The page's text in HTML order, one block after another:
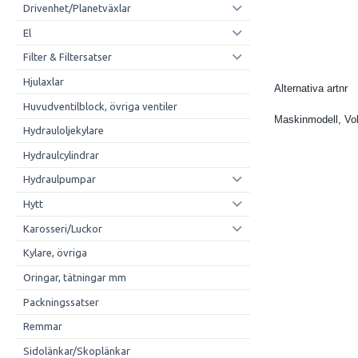
Drivenhet/Planetväxlar
El
Filter & Filtersatser
Hjulaxlar
Huvudventilblock, övriga ventiler
Hydrauloljekylare
Hydraulcylindrar
Hydraulpumpar
Hytt
Karosseri/Luckor
Kylare, övriga
Oringar, tätningar mm
Packningssatser
Remmar
Sidolänkar/Skoplänkar
Alternativa artnr
Maskinmodell,